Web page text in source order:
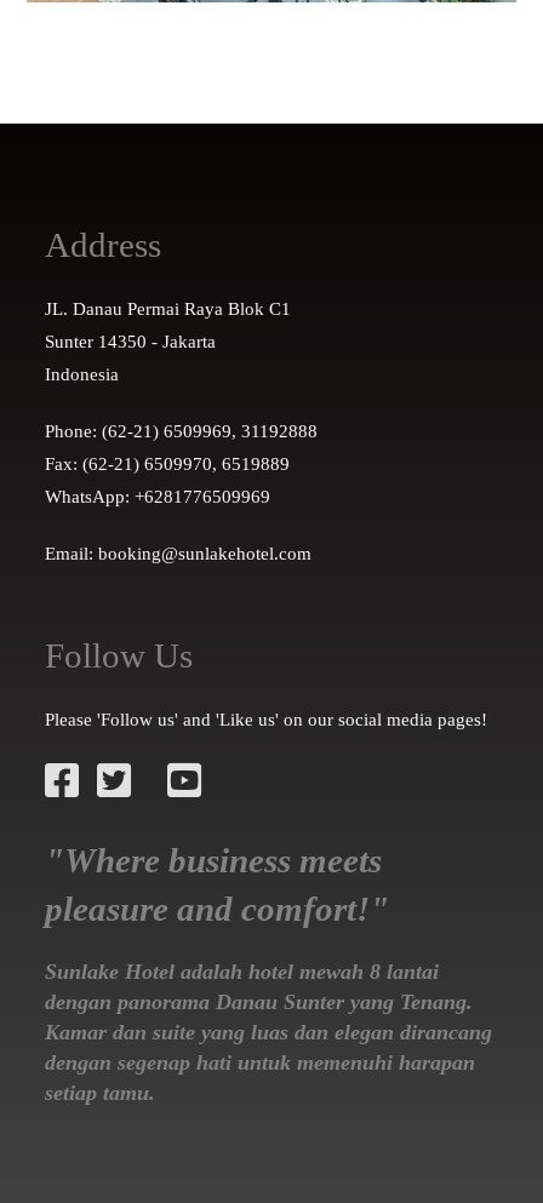
Address
JL. Danau Permai Raya Blok C1
Sunter 14350 - Jakarta
Indonesia
Phone: (62-21) 6509969, 31192888
Fax: (62-21) 6509970, 6519889
WhatsApp: +6281776509969
Email: booking@sunlakehotel.com
Follow Us
Please 'Follow us' and 'Like us' on our social media pages!
"Where business meets
pleasure and comfort!"
Sunlake Hotel adalah hotel mewah 8 lantai
dengan panorama Danau Sunter yang Tenang.
Kamar dan suite yang luas dan elegan dirancang
dengan segenap hati untuk memenuhi harapan
setiap tamu.